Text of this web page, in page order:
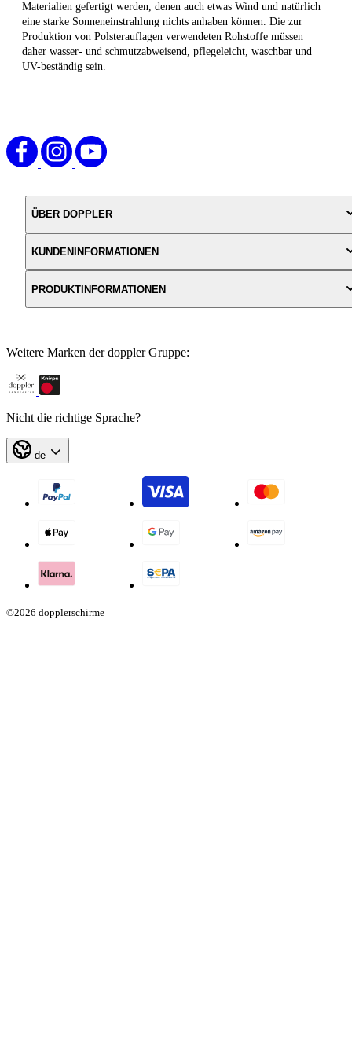
Materialien gefertigt werden, denen auch etwas Wind und natürlich
eine starke Sonneneinstrahlung nichts anhaben können. Die zur
Produktion von Polsterauflagen verwendeten Rohstoffe müssen
daher wasser- und schmutzabweisend, pflegeleicht, waschbar und
UV-beständig sein.
ÜBER DOPPLER
KUNDENINFORMATIONEN
PRODUKTINFORMATIONEN
Weitere Marken der doppler Gruppe:
Nicht die richtige Sprache?
de
©2026 dopplerschirme